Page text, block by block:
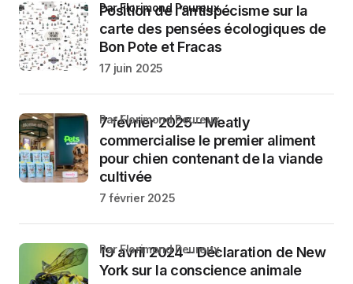
Position de l’antispécisme sur la
carte des pensées écologiques de
Bon Pote et Fracas
par Florimond Peureux
17 juin 2025
7 février 2025 – Meatly
commercialise le premier aliment
pour chien contenant de la viande
cultivée
par Florimond Peureux
7 février 2025
19 avril 2024 – Déclaration de New
York sur la conscience animale
par Florimond Peureux